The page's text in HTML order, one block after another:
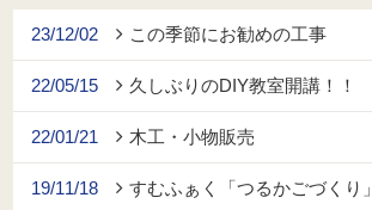
23/12/02 この季節にお勧めの工事
22/05/15 久しぶりのDIY教室開講！！
22/01/21 木工・小物販売
19/11/18 すむふぁく「つるかごづくり」